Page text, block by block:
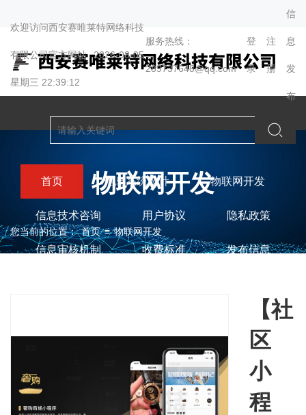
欢迎访问西安赛唯莱特网络科技
有限公司官方网站 2026-08-05
星期三 22:39:13
服务热线：
289737648@qq.com
登
录
注
册
信
息
发
布
首页 信息系统设计 物联网开发
信息技术咨询 用户协议 隐私政策
信息审核机制 收费标准 发布信息
物联网开发
您当前的位置： 首页 ≡ 物联网开发
【社
区
小
程